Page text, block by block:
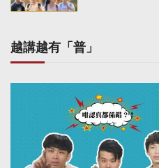
越講越有「普」